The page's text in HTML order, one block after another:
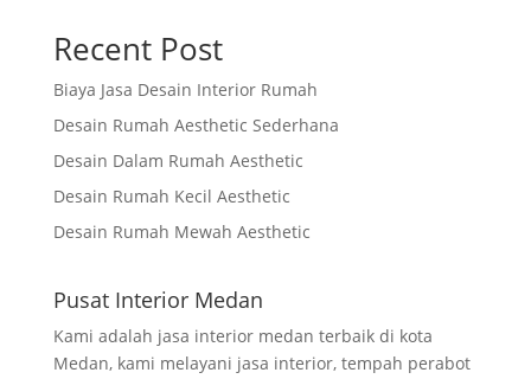
Recent Post
Biaya Jasa Desain Interior Rumah
Desain Rumah Aesthetic Sederhana
Desain Dalam Rumah Aesthetic
Desain Rumah Kecil Aesthetic
Desain Rumah Mewah Aesthetic
Pusat Interior Medan
Kami adalah jasa interior medan terbaik di kota
Medan, kami melayani jasa interior, tempah perabot